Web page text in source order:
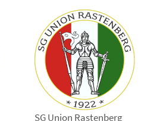
SG Union Rastenberg